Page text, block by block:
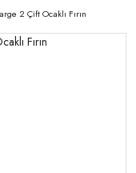
2 Çift Ocaklı Fırın